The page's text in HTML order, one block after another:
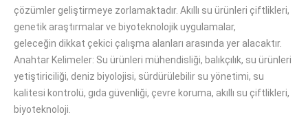
çözümler geliştirmeye zorlamaktadır. Akıllı su ürünleri çiftlikleri,
genetik araştırmalar ve biyoteknolojik uygulamalar,
geleceğin dikkat çekici çalışma alanları arasında yer alacaktır.
Anahtar Kelimeler: Su ürünleri mühendisliği, balıkçılık, su ürünleri
yetiştiriciliği, deniz biyolojisi, sürdürülebilir su yönetimi, su
kalitesi kontrolü, gıda güvenliği, çevre koruma, akıllı su çiftlikleri,
biyoteknoloji